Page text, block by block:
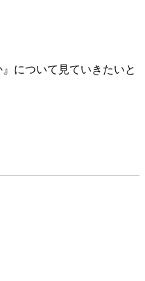
について見ていきたいと